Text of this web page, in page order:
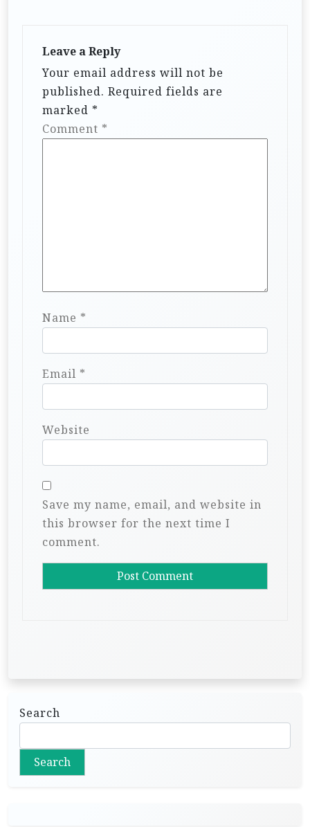
Leave a Reply
Your email address will not be
published. Required fields are
marked *
Comment *
Name *
Email *
Website
Save my name, email, and website in
this browser for the next time I
comment.
Search
Search